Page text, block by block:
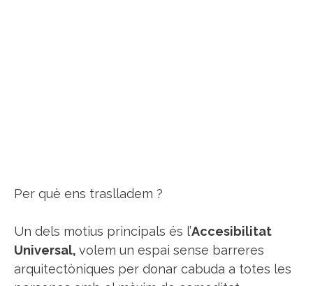
Per què ens traslladem ?
Un dels motius principals és l’Accesibilitat
Universal, volem un espai sense barreres
arquitectòniques per donar cabuda a totes les